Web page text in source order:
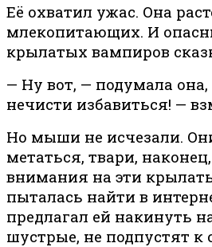
Её охватил ужас. Она
млекопитающих. И
крылатых вампиров
— Ну вот, — подумала
нечисти избавиться! —
Но мыши не исчезали.
метаться, твари,
внимания на эти
пыталась найти в
предлагал ей накинуть
шустрые, не подпустят к